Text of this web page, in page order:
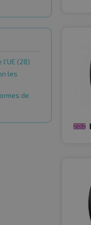
l'UE (28)
les
de